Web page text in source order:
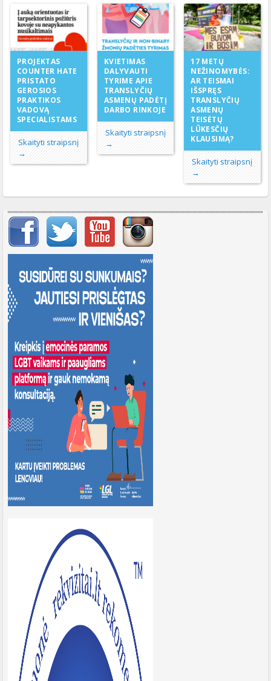
PROJEKTAS
COUNTER HATE
PRISTATO
GEROSIOS
PRAKTIKOS
VADOVĄ
SPECIALISTAMS
Skaityti straipsnį
→
KVIETIMAS
DALYVAUTI
TYRIME APIE
TRANSLYČIŲ
ASMENŲ PADĖTĮ
DARBO RINKOJE
Skaityti straipsnį
→
17 METŲ
NEŽINOMYBĖS:
AR TEISMAI
IŠSPRĘS
TRANSLYČIŲ
ASMENŲ
TEISĖTŲ
LŪKESČIŲ
KLAUSIMĄ?
Skaityti straipsnį
→
Svarbių įrašų meniu